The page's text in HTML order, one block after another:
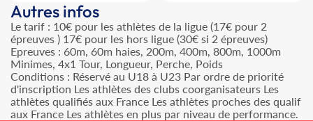
Autres infos
Le tarif : 10€ pour les athlètes de la ligue (17€ pour 2
épreuves ) 17€ pour les hors ligue (30€ si 2 épreuves)
Epreuves : 60m, 60m haies, 200m, 400m, 800m, 1000m
Minimes, 4x1 Tour, Longueur, Perche, Poids
Conditions : Réservé au U18 à U23 Par ordre de priorité
d'inscription Les athlètes des clubs coorganisateurs Les
athlètes qualifiés aux France Les athlètes proches des qualif
aux France Les athlètes en plus par niveau de performance.